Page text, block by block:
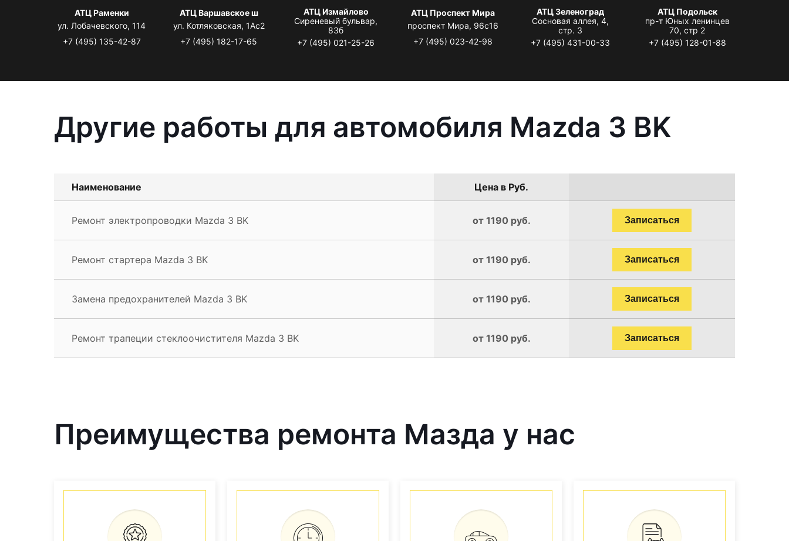
АТЦ Раменки
ул. Лобачевского, 114
+7 (495) 135-42-87
АТЦ Варшавское ш
ул. Котляковская, 1Ас2
+7 (495) 182-17-65
АТЦ Измайлово
Сиреневый бульвар,
83б
+7 (495) 021-25-26
АТЦ Проспект Мира
проспект Мира, 96с16
+7 (495) 023-42-98
АТЦ Зеленоград
Сосновая аллея, 4,
стр. 3
+7 (495) 431-00-33
АТЦ Подольск
пр-т Юных ленинцев
70, стр 2
+7 (495) 128-01-88
Другие работы для автомобиля Mazda 3 BK
Наименование Цена в Руб.
Ремонт электропроводки Mazda 3 BK от 1190 руб. Записаться
Ремонт стартера Mazda 3 BK от 1190 руб. Записаться
Замена предохранителей Mazda 3 BK от 1190 руб. Записаться
Ремонт трапеции стеклоочистителя Mazda 3 BK от 1190 руб. Записаться
Преимущества ремонта Мазда у нас